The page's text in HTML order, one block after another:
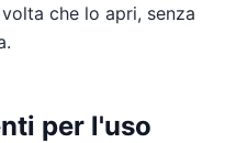
che lo apri, senza
per l'uso